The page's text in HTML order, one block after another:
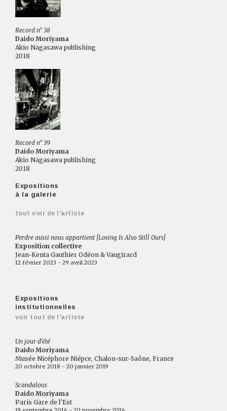
Record n° 38
Daido Moriyama
Akio Nagasawa publishing
2018
Record n° 39
Daido Moriyama
Akio Nagasawa publishing
2018
Expositions
à la galerie
tout voir de l'artiste
Perdre aussi nous appartient [Losing Is Also Still Ours]
Exposition collective
Jean-Kenta Gauthier Odéon & Vaugirard
12 février 2023 - 29 avril 2023
Expositions
institutionnelles
voir tout de l'artiste
Un jour d'été
Daido Moriyama
Musée Nicéphore Niépce, Chalon-sur-Saône, France
20 octobre 2018 - 20 janvier 2019
Scandalous
Daido Moriyama
Paris Gare de l'Est